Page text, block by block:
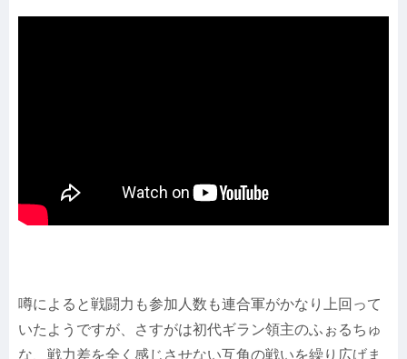
噂によると戦闘力も参加人数も連合軍がかなり上回って
いたようですが、さすがは初代ギラン領主のふぉるちゅ
な、戦力差を全く感じさせない互角の戦いを繰り広げま